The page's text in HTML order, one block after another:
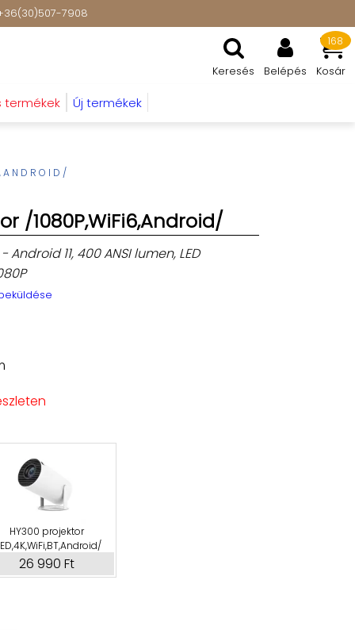
7908
Keresés Belépés Kosár
168
termékek Új termékek
/1080P,WiFi6,Android/
11, 400 ANSI lumen, LED
HY300 projektor
26 990 Ft